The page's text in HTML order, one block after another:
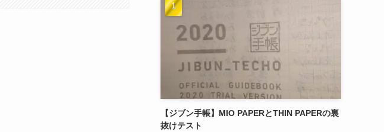
【ジブン手帳】MIO PAPERとTHIN PAPERの裏
抜けテスト